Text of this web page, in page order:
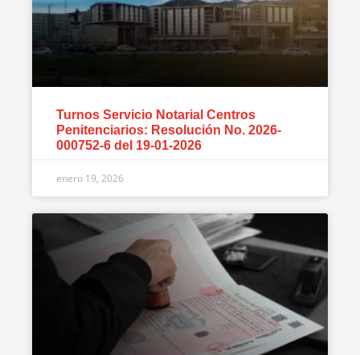
Turnos Servicio Notarial Centros
Penitenciarios: Resolución No. 2026-
000752-6 del 19-01-2026
enero 19, 2026